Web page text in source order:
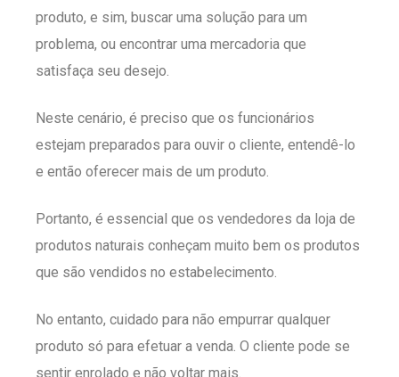
produto, e sim, buscar uma solução para um
problema, ou encontrar uma mercadoria que
satisfaça seu desejo.
Neste cenário, é preciso que os funcionários
estejam preparados para ouvir o cliente, entendê-lo
e então oferecer mais de um produto.
Portanto, é essencial que os vendedores da loja de
produtos naturais conheçam muito bem os produtos
que são vendidos no estabelecimento.
No entanto, cuidado para não empurrar qualquer
produto só para efetuar a venda. O cliente pode se
sentir enrolado e não voltar mais.